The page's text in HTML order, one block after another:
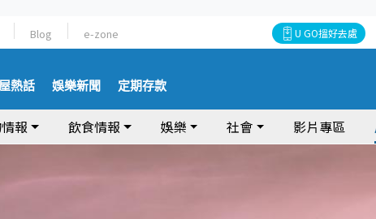
Blog e-zone U GO搵好去處
熱話 娛樂新聞 定期存款
報 飲食情報 娛樂 社會 影片專區